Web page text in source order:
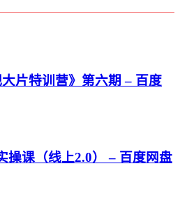
片特训营》第六期 – 百度
操课（线上2.0） – 百度网盘